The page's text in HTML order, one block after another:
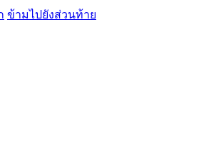
ข้ามไปยังส่วนท้าย